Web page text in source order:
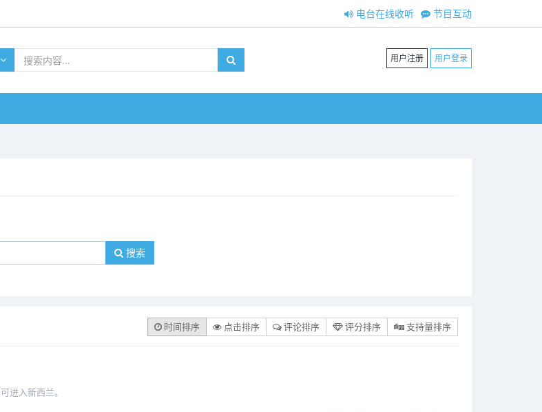
节目互动
电台在线收听
用户注册 用户登录
搜索
时间排序 点击排序 评论排序 评分排序 支持量排序
进入新西兰。